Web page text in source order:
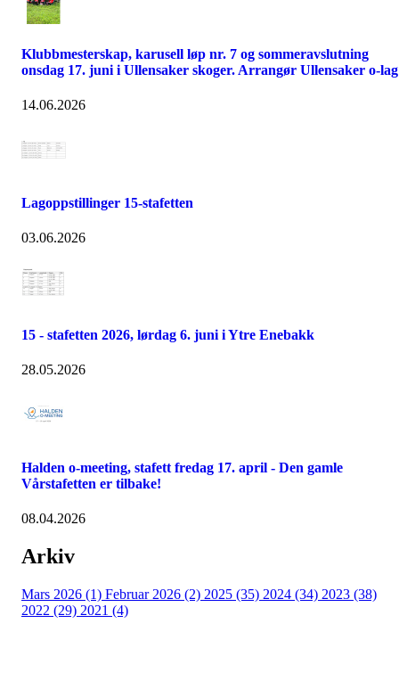
Klubbmesterskap, karusell løp nr. 7 og sommeravslutning
onsdag 17. juni i Ullensaker skoger. Arrangør Ullensaker o-lag
14.06.2026
Lagoppstillinger 15-stafetten
03.06.2026
15 - stafetten 2026, lørdag 6. juni i Ytre Enebakk
28.05.2026
Halden o-meeting, stafett fredag 17. april - Den gamle
Vårstafetten er tilbake!
08.04.2026
Arkiv
Mars 2026 (1) Februar 2026 (2) 2025 (35) 2024 (34) 2023 (38)
2022 (29) 2021 (4)